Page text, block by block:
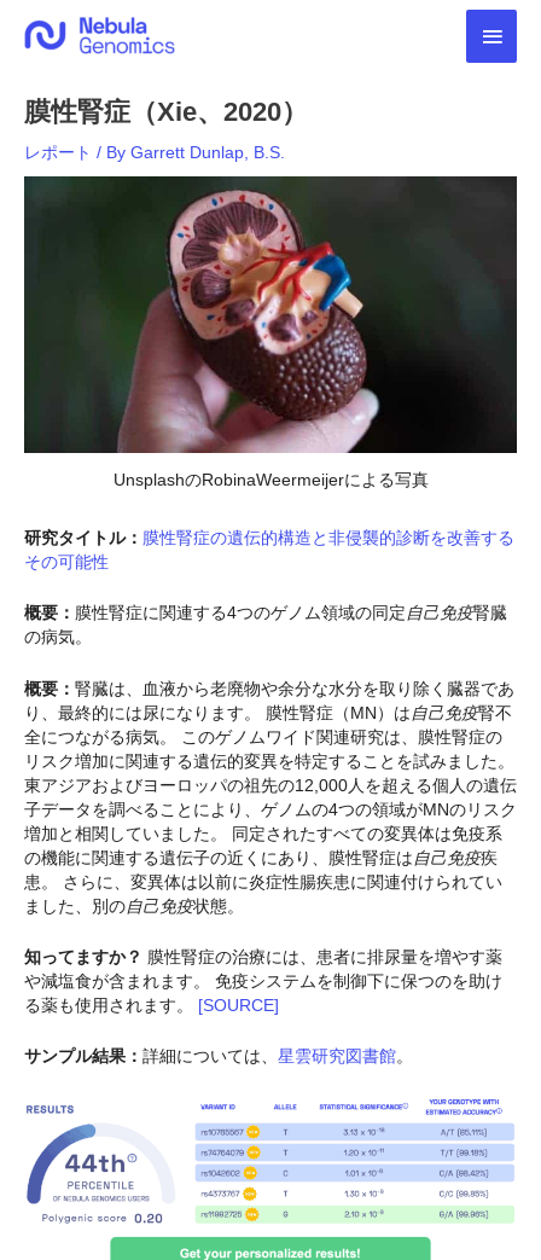
メ
膜性腎症（Xie、2020）
レポート / By Garrett Dunlap, B.S.
UnsplashのRobinaWeermeijerによる写真
研究タイトル： 膜性腎症の遺伝的構造と非侵襲的診断を改善する
その可能性
概要： 膜性腎症に関連する4つのゲノム領域の同定自己免疫腎臓
の病気。
概要： 腎臓は、血液から老廃物や余分な水分を取り除く臓器であ
り、最終的には尿になります。 膜性腎症（MN）は自己免疫腎不
全につながる病気。 このゲノムワイド関連研究は、膜性腎症の
リスク増加に関連する遺伝的変異を特定することを試みました。
東アジアおよびヨーロッパの祖先の12,000人を超える個人の遺伝
子データを調べることにより、ゲノムの4つの領域がMNのリスク
増加と相関していました。 同定されたすべての変異体は免疫系
の機能に関連する遺伝子の近くにあり、膜性腎症は自己免疫疾
患。 さらに、変異体は以前に炎症性腸疾患に関連付けられてい
ました、別の自己免疫状態。
知ってますか？ 膜性腎症の治療には、患者に排尿量を増やす薬
や減塩食が含まれます。 免疫システムを制御下に保つのを助け
る薬も使用されます。 [SOURCE]
サンプル結果： 詳細については、 星雲研究図書館。